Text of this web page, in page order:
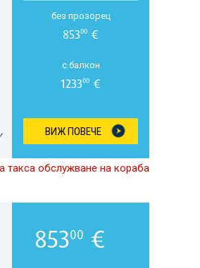
без прозорец
85300 €
с балкон
123300 €
ВИЖ ПОВЕЧЕ
обслужване на кораба
85300 €